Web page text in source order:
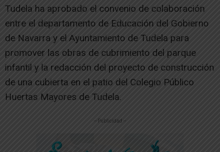
Tudela ha aprobado el convenio de colaboración
entre el departamento de Educación del Gobierno
de Navarra y el Ayuntamiento de Tudela para
promover las obras de cubrimiento del parque
infantil y la redacción del proyecto de construcción
de una cubierta en el patio del Colegio Público
Huertas Mayores de Tudela.
-- Publicidad --